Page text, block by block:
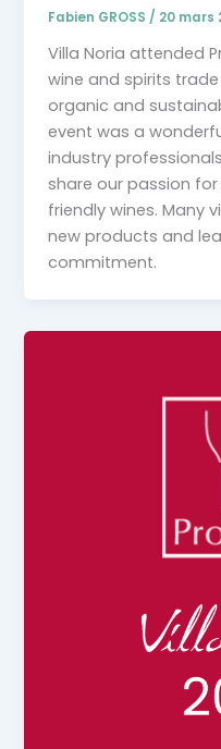
Fabien GROSS / 20 mars
Villa Noria attended
wine and spirits
organic and
event was a
industry
share our passion
friendly wines. Many
new products and
commitment.